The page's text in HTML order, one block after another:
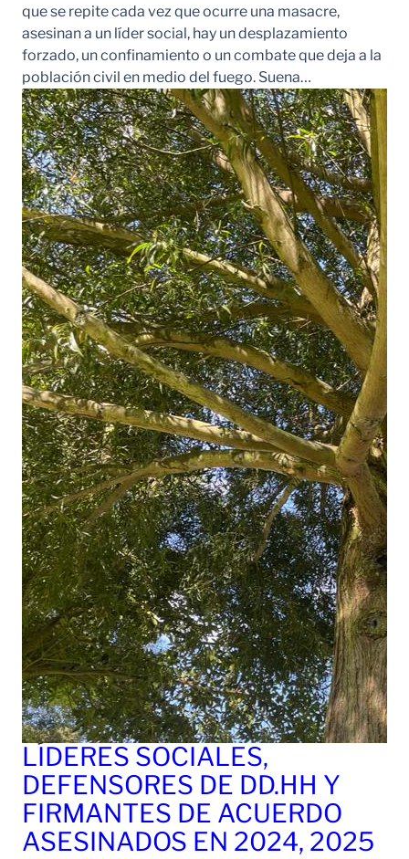
que se repite cada vez que ocurre una masacre,
asesinan a un líder social, hay un desplazamiento
forzado, un confinamiento o un combate que deja a la
población civil en medio del fuego. Suena…
LÍDERES SOCIALES,
DEFENSORES DE DD.HH Y
FIRMANTES DE ACUERDO
ASESINADOS EN 2024, 2025